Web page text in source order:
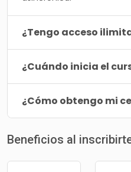
¿Tengo acceso
¿Cuándo inicia el
¿Cómo obtengo mi
Beneficios al